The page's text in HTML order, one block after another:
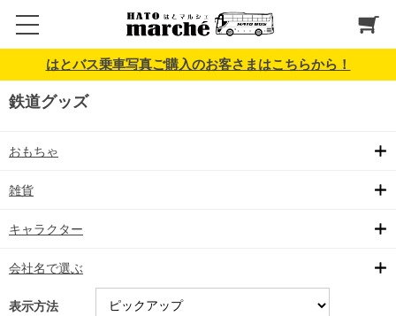
はとバス乗車写真ご購入のお客さまはこちらから！
鉄道グッズ
おもちゃ
雑貨
キャラクター
会社名で選ぶ
表示方法